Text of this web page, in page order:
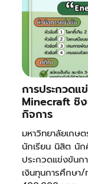
การประกวดแ
Minecraft ชิ
กิจการ
มหาวิทยาลัยเกษ
นักเรียน นิสิต นัก
ประกวดแข่งขันก
เงินทุนการศึกษา